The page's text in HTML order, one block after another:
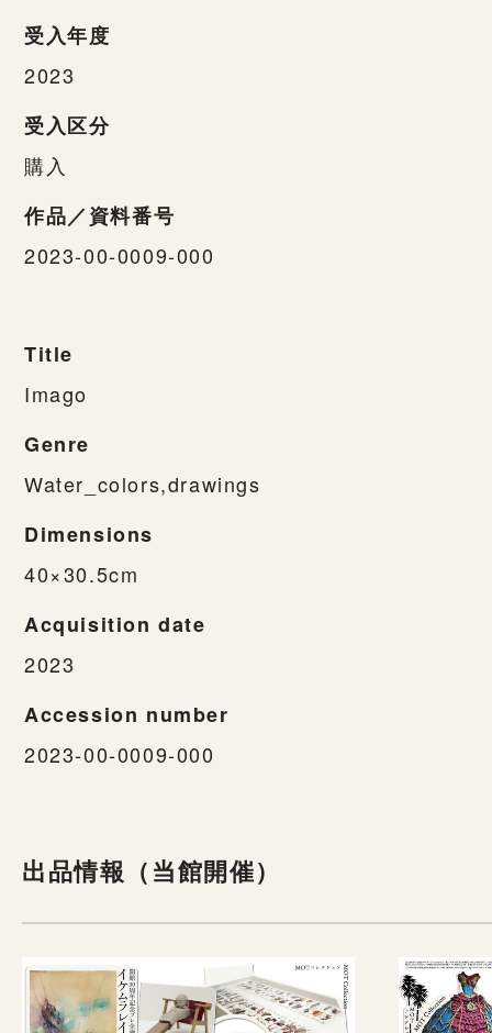
受入年度
2023
受入区分
購入
作品／資料番号
2023-00-0009-000
Title
Imago
Genre
Water_colors,drawings
Dimensions
40×30.5cm
Acquisition date
2023
Accession number
2023-00-0009-000
出品情報（当館開催）